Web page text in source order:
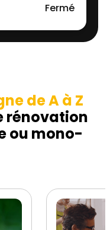
Fermé
de A à Z
rénovation
ou mono-